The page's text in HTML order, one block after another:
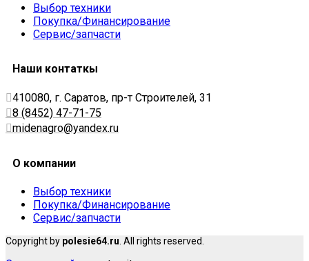
Выбор техники
Покупка/Финансирование
Сервис/запчасти
Наши контаткы
410080, г. Саратов, пр-т Строителей, 31
8 (8452) 47-71-75
midenagro@yandex.ru
О компании
Выбор техники
Покупка/Финансирование
Сервис/запчасти
Copyright by polesie64.ru . All rights reserved.